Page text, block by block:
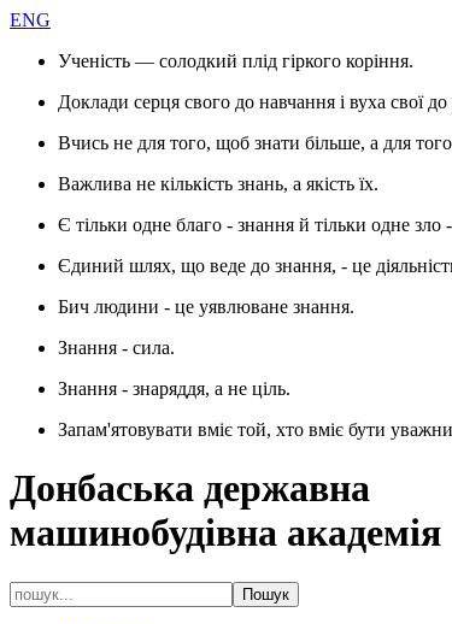
ENG
Ученість — солодкий плід гіркого коріння.
Доклади серця свого до навчання і вуха свої
Вчись не для того, щоб знати більше, а для
Важлива не кількість знань, а якість їх.
Є тільки одне благо - знання й тільки одне зло
Єдиний шлях, що веде до знання, - це
Бич людини - це уявлюване знання.
Знання - сила.
Знання - знаряддя, а не ціль.
Запам'ятовувати вміє той, хто вміє бути
Донбаська державна
машинобудівна академія